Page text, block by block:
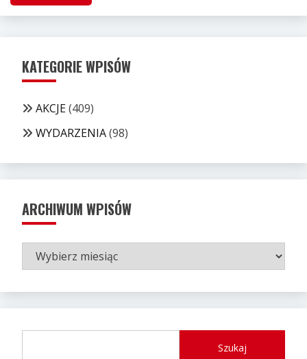
KATEGORIE WPISÓW
AKCJE(409)
WYDARZENIA(98)
ARCHIWUM WPISÓW
ARCHIWUM
WPISÓW
Szukaj